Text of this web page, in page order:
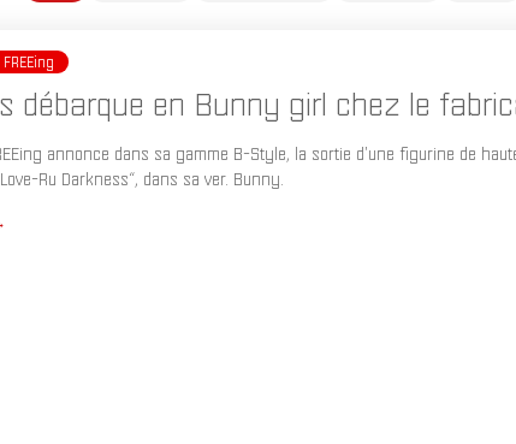
FREEing
débarque en Bunny girl chez le
annonce dans sa gamme B-Style, la sortie d'une figurine de
Ru Darkness“, dans sa ver. Bunny.